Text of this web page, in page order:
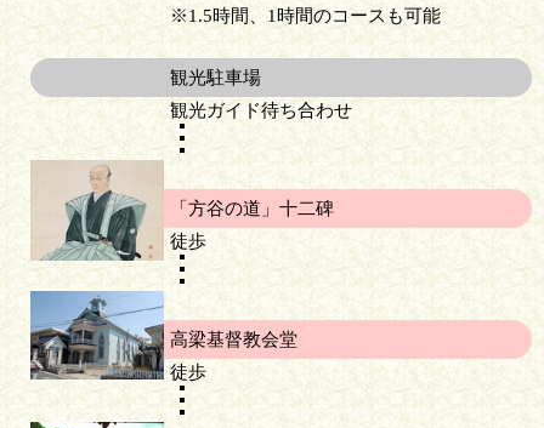
※1.5時間、1時間のコースも可能
観光駐車場
観光ガイド待ち合わせ
「方谷の道」十二碑
徒歩
高梁基督教会堂
徒歩